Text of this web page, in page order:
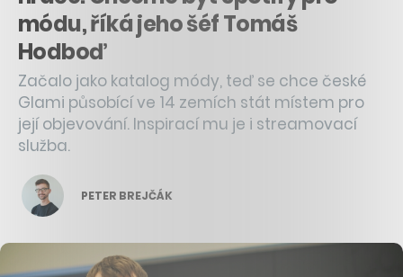
módu, říká jeho šéf Tomáš
Hodboď
Začalo jako katalog módy, teď se chce české
Glami působící ve 14 zemích stát místem pro
její objevování. Inspirací mu je i streamovací
služba.
PETER BREJČÁK